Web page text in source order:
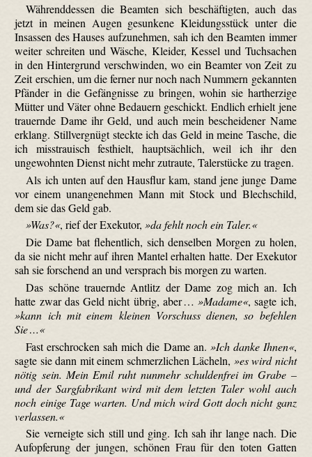
Währenddessen die Beamten sich beschäftigten, auch das
jetzt in meinen Augen gesunkene Kleidungsstück unter die
Insassen des Hauses aufzunehmen, sah ich den Beamten immer
weiter schreiten und Wäsche, Kleider, Kessel und Tuchsachen
in den Hintergrund verschwinden, wo ein Beamter von Zeit zu
Zeit erschien, um die ferner nur noch nach Nummern gekannten
Pfänder in die Gefängnisse zu bringen, wohin sie hartherzige
Mütter und Väter ohne Bedauern geschickt. Endlich erhielt jene
trauernde Dame ihr Geld, und auch mein bescheidener Name
erklang. Stillvergnügt steckte ich das Geld in meine Tasche, die
ich misstrauisch festhielt, hauptsächlich, weil ich ihr den
ungewohnten Dienst nicht mehr zutraute, Talerstücke zu tragen.
Als ich unten auf den Hausflur kam, stand jene junge Dame
vor einem unangenehmen Mann mit Stock und Blechschild,
dem sie das Geld gab.
Was? , rief der Exekutor, da fehlt noch ein Taler.
Die Dame bat flehentlich, sich denselben Morgen zu holen,
da sie nicht mehr auf ihren Mantel erhalten hatte. Der Exekutor
sah sie forschend an und versprach bis morgen zu warten.
Das schöne trauernde Antlitz der Dame zog mich an. Ich
hatte zwar das Geld nicht übrig, aber … Madame , sagte ich,
kann ich mit einem kleinen Vorschuss dienen, so befehlen
Sie …
Fast erschrocken sah mich die Dame an.
Ich danke Ihnen ,
sagte sie dann mit einem schmerzlichen Lächeln,
es wird nicht
nötig sein. Mein Emil ruht nunmehr schuldenfrei im Grabe –
und der Sargfabrikant wird mit dem letzten Taler wohl auch
noch einige Tage warten. Und mich wird Gott doch nicht ganz
verlassen.
Sie verneigte sich still und ging. Ich sah ihr lange nach. Die
Aufopferung der jungen, schönen Frau für den toten Gatten